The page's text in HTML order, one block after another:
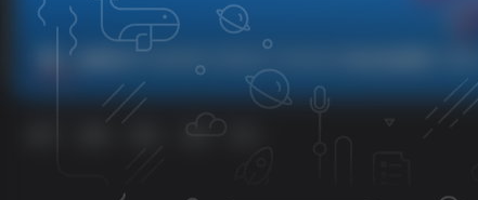
电脑软件 2025年10月5日 19:36:42 绿色资源网 1236 0